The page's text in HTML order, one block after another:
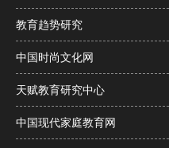
教育趋势研究
中国时尚文化网
天赋教育研究中心
中国现代家庭教育网